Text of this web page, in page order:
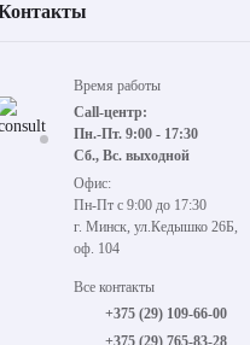
Время работы
Call-центр:
Пн.-Пт. 9:00 - 17:30
Сб., Вс. выходной
Офис:
Пн-Пт с 9:00 до 17:30
г. Минск, ул.Кедышко 26Б,
оф. 104
Все контакты
+375 (29) 109-66-00